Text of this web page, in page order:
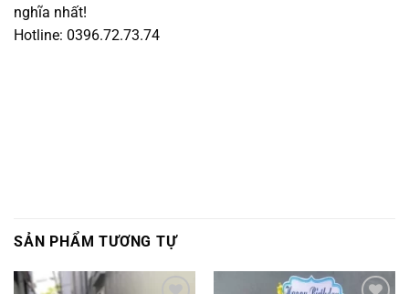
nghĩa nhất!
Hotline: 0396.72.73.74
SẢN PHẨM TƯƠNG TỰ